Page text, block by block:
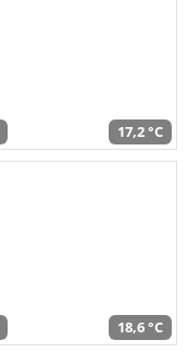
17,2 °C
18,6 °C